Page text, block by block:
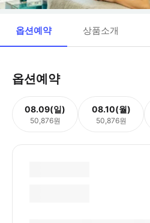
옵션예약 상품소개
옵션예약
08.09(일)
50,876원
08.10(월)
50,876원